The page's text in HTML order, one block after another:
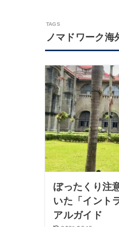
ノマドワーク海
ぼったくり注
いた「イント
アルガイド